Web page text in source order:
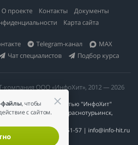
О проекте Контакты
Документы
Карта сайта
Telegram-канал
MAX
Чат специалистов Подбор курса
компания ООО «ИнфоХит», 2012 — 2026
ответственностью "ИнфоХит"
область, г. Краснотурьинск,
| +7 984 888-51-57 | info@info-hit.ru
файлы, чтобы
с сайтом.